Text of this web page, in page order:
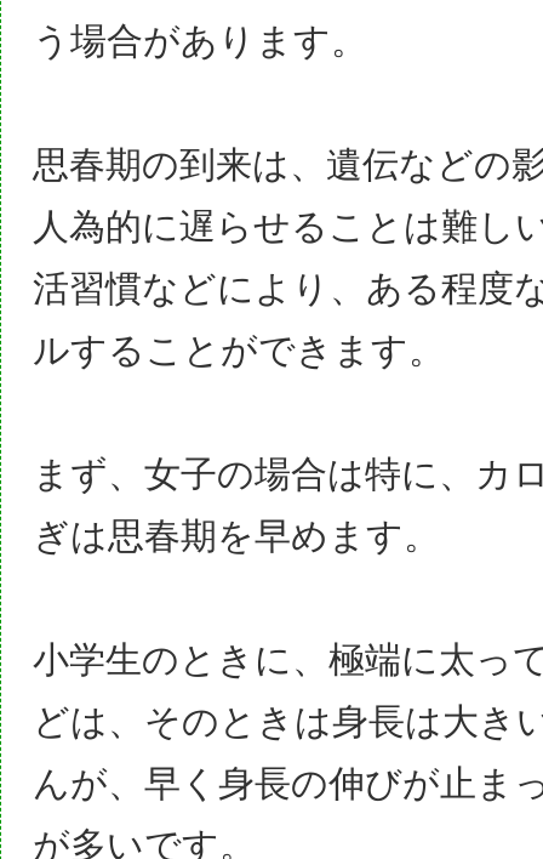
う場合があります。
思春期の到来は、遺伝などの
人為的に遅らせることは難し
活習慣などにより、ある程度
ルすることができます。
まず、 女子の場合は特に、カ
ぎは思春期を早めます。
小学生のときに、極端に太っ
どは、そのときは身長は大き
んが、早く身長の伸びが止ま
が多いです。